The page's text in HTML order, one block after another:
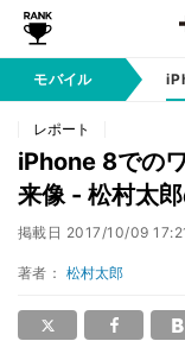
モバイル
レポート
iPhone 8での
来像 - 松村太
掲載日 2017/10/09
著者： 松村太郎